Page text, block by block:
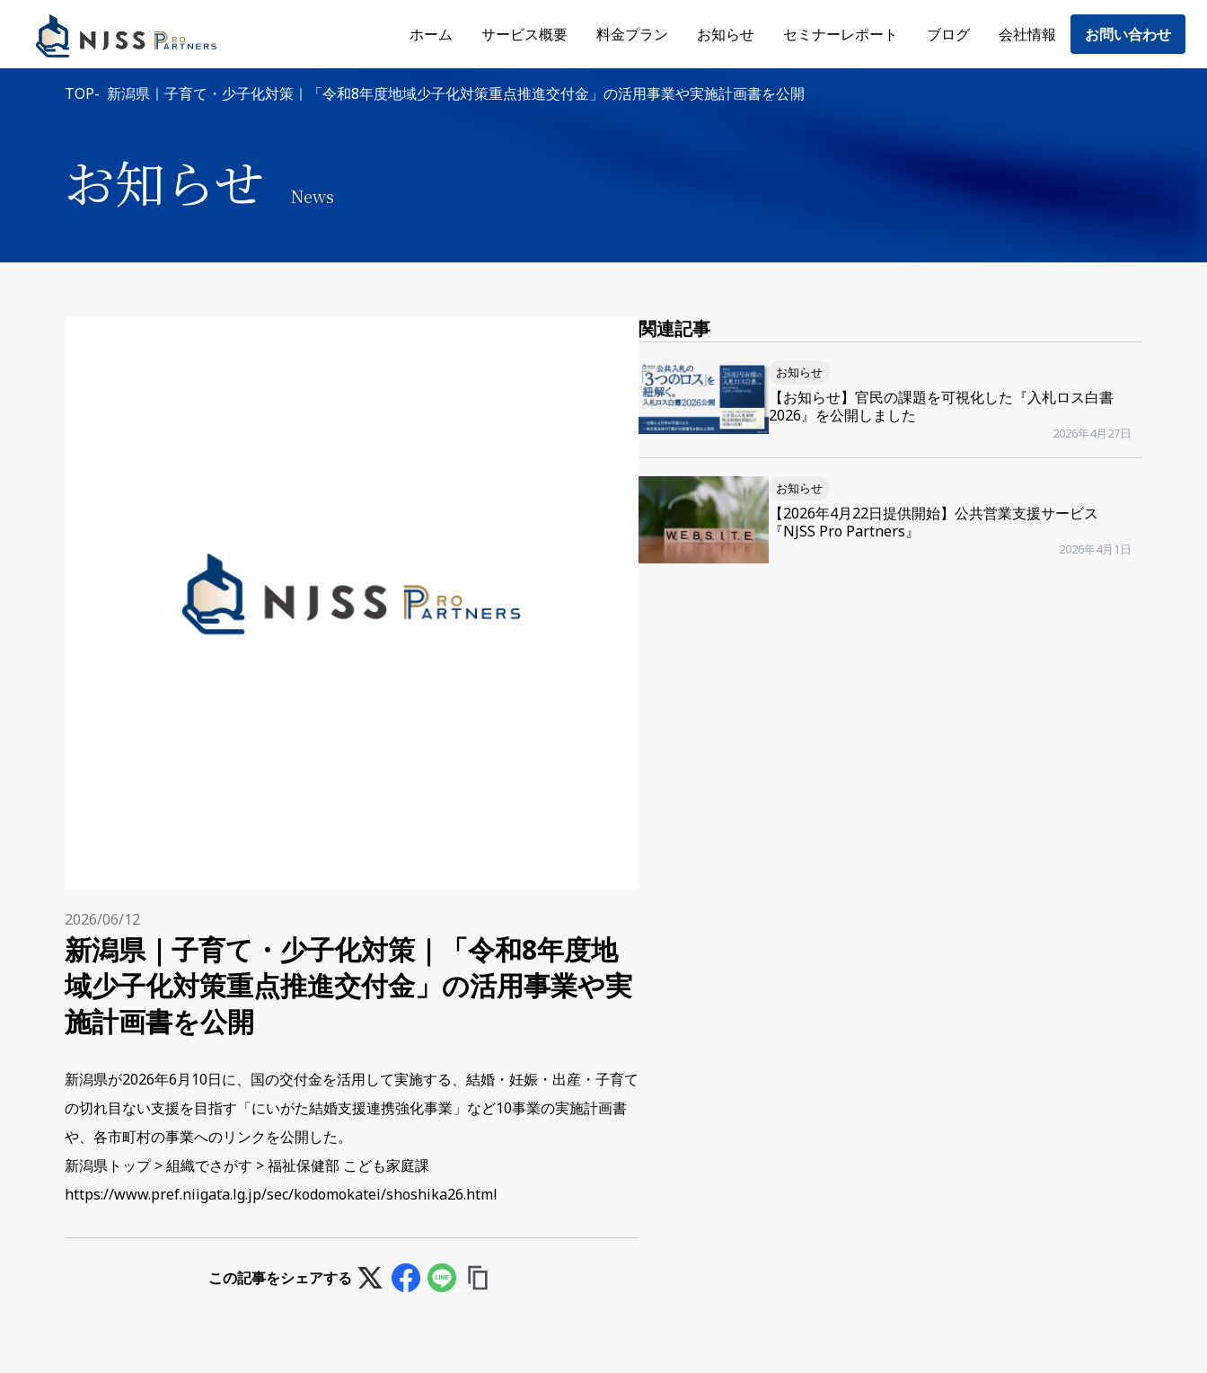
ホーム サービス概要 料金プラン お知らせ セミナーレポート ブログ 会社情報 お問い合わせ
TOP 新潟県｜子育て・少子化対策｜「令和8年度地域少子化対策重点推進交付金」の活用事業や実施計画書を公開
お知らせ News
2026/06/12
新潟県｜子育て・少子化対策｜「令和8年度地
域少子化対策重点推進交付金」の活用事業や実
施計画書を公開
新潟県が2026年6月10日に、国の交付金を活用して実施する、結婚・妊娠・出産・子育て
の切れ目ない支援を目指す「にいがた結婚支援連携強化事業」など10事業の実施計画書
や、各市町村の事業へのリンクを公開した。
新潟県トップ > 組織でさがす > 福祉保健部 こども家庭課
https://www.pref.niigata.lg.jp/sec/kodomokatei/shoshika26.html
この記事をシェアする
関連記事
お知らせ
【お知らせ】官民の課題を可視化した『入札ロス白書
2026』を公開しました
2026年4月27日
お知らせ
【2026年4月22日提供開始】公共営業支援サービス
『NJSS Pro Partners』
2026年4月1日